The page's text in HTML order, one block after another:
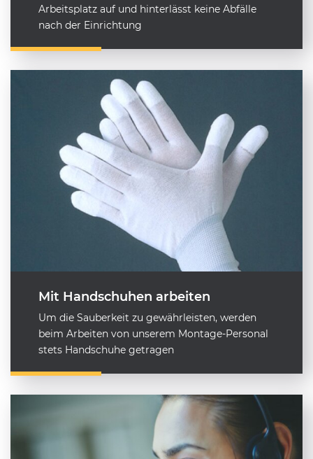
Arbeitsplatz auf und hinterlässt keine Abfälle
nach der Einrichtung
Mit Handschuhen arbeiten
Um die Sauberkeit zu gewährleisten, werden
beim Arbeiten von unserem Montage-Personal
stets Handschuhe getragen